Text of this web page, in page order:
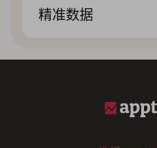
精准数据